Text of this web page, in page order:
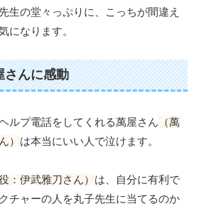
生の堂々っぷりに、こっちが間違え
になります。
さんに感動
ルプ電話をしてくれる萬屋さん（萬
）は本当にいい人で泣けます。
：伊武雅刀さん）は、自分に有利で
チャーの人を丸子先生に当てるのか